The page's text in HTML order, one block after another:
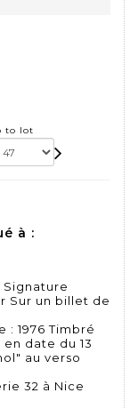
to lot
à :
Signature
Sur un billet de
: 1976 Timbré
date du 13
au verso
32 à Nice